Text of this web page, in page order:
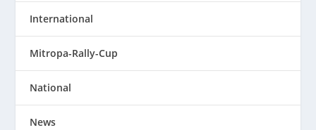
International
Mitropa-Rally-Cup
National
News